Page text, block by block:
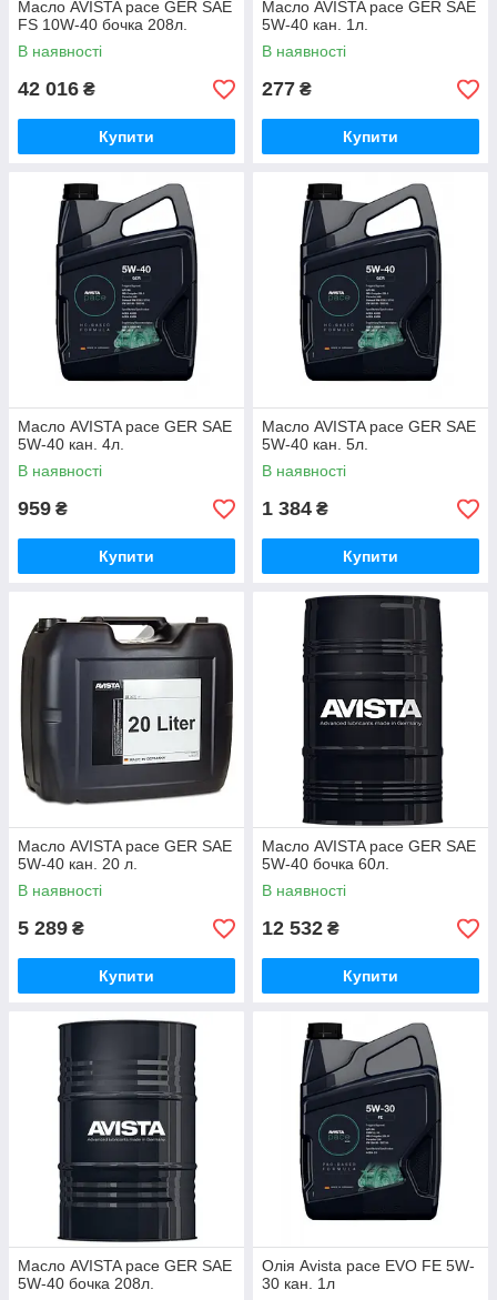
Масло AVISTA pace GER SAE
FS 10W-40 бочка 208л.
В наявності
42 016 ₴
Купити
Масло AVISTA pace GER SAE
5W-40 кан. 1л.
В наявності
277 ₴
Купити
Масло AVISTA pace GER SAE
5W-40 кан. 4л.
В наявності
959 ₴
Купити
Масло AVISTA pace GER SAE
5W-40 кан. 5л.
В наявності
1 384 ₴
Купити
Масло AVISTA pace GER SAE
5W-40 кан. 20 л.
В наявності
5 289 ₴
Купити
Масло AVISTA pace GER SAE
5W-40 бочка 60л.
В наявності
12 532 ₴
Купити
Масло AVISTA pace GER SAE
5W-40 бочка 208л.
Олія Avista pace EVO FE 5W-
30 кан. 1л